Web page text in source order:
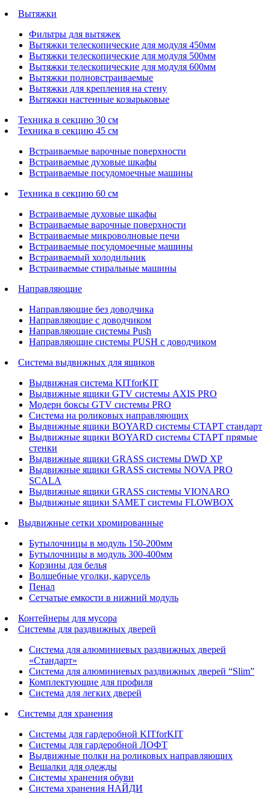
Вытяжки
Фильтры для вытяжек
Вытяжки телескопические для модуля 450мм
Вытяжки телескопические для модуля 500мм
Вытяжки телескопические для модуля 600мм
Вытяжки полновстраиваемые
Вытяжки для крепления на стену
Вытяжки настенные козырьковые
Техника в секцию 30 см
Техника в секцию 45 см
Встраиваемые варочные поверхности
Встраиваемые духовые шкафы
Встраиваемые посудомоечные машины
Техника в секцию 60 см
Встраиваемые духовые шкафы
Встраиваемые варочные поверхности
Встраиваемые микроволновые печи
Встраиваемые посудомоечные машины
Встраиваемый холодильник
Встраиваемые стиральные машины
Направляющие
Направляющие без доводчика
Направляющие с доводчиком
Направляющие системы Push
Направляющие системы PUSH с доводчиком
Система выдвижных для ящиков
Выдвижная система KITforKIT
Выдвижные ящики GTV системы AXIS PRO
Модерн боксы GTV системы PRO
Система на роликовых направляющих
Выдвижные ящики BOYARD системы СТАРТ стандарт
Выдвижные ящики BOYARD системы СТАРТ прямые
стенки
Выдвижные ящики GRASS системы DWD XP
Выдвижные ящики GRASS системы NOVA PRO
SCALA
Выдвижные ящики GRASS системы VIONARO
Выдвижные ящики SAMET системы FLOWBOX
Выдвижные сетки хромированные
Бутылочницы в модуль 150-200мм
Бутылочницы в модуль 300-400мм
Корзины для белья
Волшебные уголки, карусель
Пенал
Cетчатые емкости в нижний модуль
Контейнеры для мусора
Системы для раздвижных дверей
Система для алюминиевых раздвижных дверей
«Стандарт»
Система для алюминиевых раздвижных дверей “Slim”
Комплектующие для профиля
Система для легких дверей
Системы для хранения
Системы для гардеробной KITforKIT
Системы для гардеробной ЛОФТ
Выдвижные полки на роликовых направляющих
Вешалки для одежды
Системы хранения обуви
Система хранения НАЙДИ